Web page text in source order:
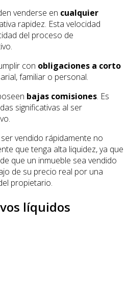
venderse en cualquier
rapidez. Esta velocidad
del proceso de
con obligaciones a corto
familiar o personal.
bajas comisiones. Es
significativas al ser
vendido rápidamente no
que tenga alta liquidez, ya que
que un inmueble sea vendido
de su precio real por una
propietario.
líquidos